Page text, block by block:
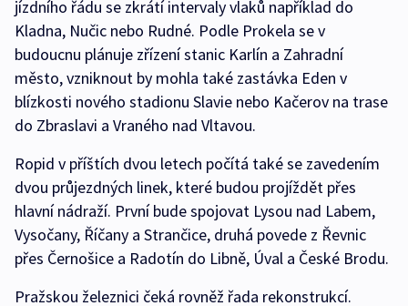
jízdního řádu se zkrátí intervaly vlaků například do
Kladna, Nučic nebo Rudné. Podle Prokela se v
budoucnu plánuje zřízení stanic Karlín a Zahradní
město, vzniknout by mohla také zastávka Eden v
blízkosti nového stadionu Slavie nebo Kačerov na trase
do Zbraslavi a Vraného nad Vltavou.
Ropid v příštích dvou letech počítá také se zavedením
dvou průjezdných linek, které budou projíždět přes
hlavní nádraží. První bude spojovat Lysou nad Labem,
Vysočany, Říčany a Strančice, druhá povede z Řevnic
přes Černošice a Radotín do Libně, Úval a České Brodu.
Pražskou železnici čeká rovněž řada rekonstrukcí.